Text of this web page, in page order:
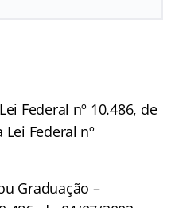
Federal nº 10.486, de
Federal nº
Graduação –